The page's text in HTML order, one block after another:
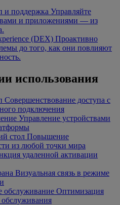
и поддержка Управляйте
и приложениями — из
(DEX) Проактивно
до того, как они повлияют
использования
Совершенствование доступа с
подключения
Управление устройствами
стол Повышение
из любой точки мира
удаленной активации
Визуальная связь в режиме
обслуживание Оптимизация